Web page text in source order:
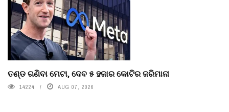
ତଣ୍ଡ ଗଣିବା ମେଟା, ଦେବ ୫ ହଜାର କୋଟିର ଜରିମାନା
14224 AUG 07, 2026